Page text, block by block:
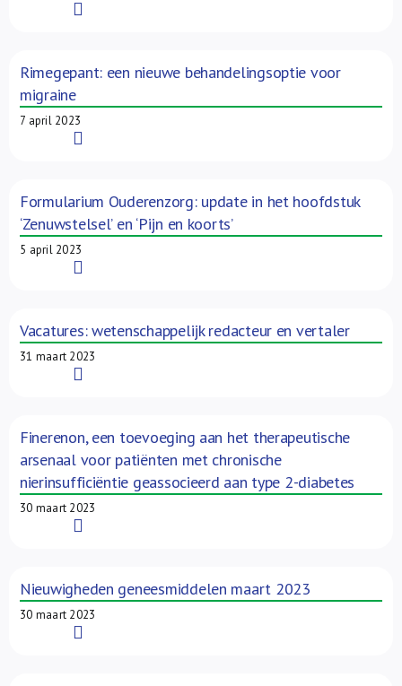
Rimegepant: een nieuwe behandelingsoptie voor
migraine
7 april 2023
Formularium Ouderenzorg: update in het hoofdstuk
‘Zenuwstelsel’ en ‘Pijn en koorts’
5 april 2023
Vacatures: wetenschappelijk redacteur en vertaler
31 maart 2023
Finerenon, een toevoeging aan het therapeutische
arsenaal voor patiënten met chronische
nierinsufficiëntie geassocieerd aan type 2-diabetes
30 maart 2023
Nieuwigheden geneesmiddelen maart 2023
30 maart 2023